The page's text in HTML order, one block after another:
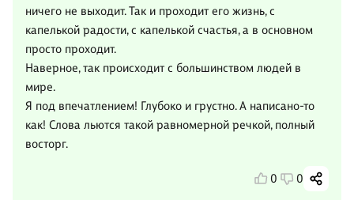
ничего не выходит. Так и проходит его жизнь, с
капелькой радости, с капелькой счастья, а в основном
просто проходит.
Наверное, так происходит с большинством людей в
мире.
Я под впечатлением! Глубоко и грустно. А написано-то
как! Слова льются такой равномерной речкой, полный
восторг.
0 0